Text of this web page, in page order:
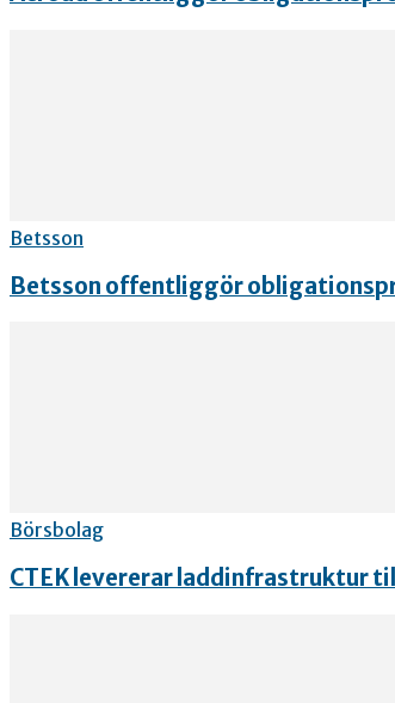
Betsson
Betsson offentliggör
Börsbolag
CTEK levererar laddinfrastruktur